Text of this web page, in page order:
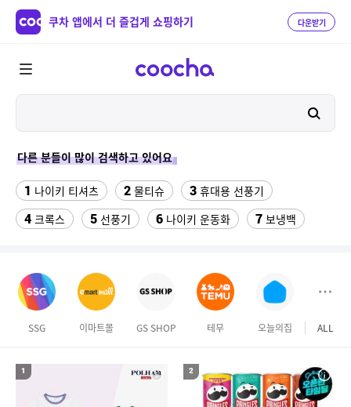
쿠차 앱에서 더 즐겁게 쇼핑하기 다운받기
다른 분들이 많이 검색하고 있어요
1 나이키 티셔츠 2 물티슈 3 휴대용 선풍기
4 크록스 5 선풍기 6 나이키 운동화 7 보냉백
11 수향미쌀10kg특등급 현관문 롤 방충망 잠금장치
13 수향미쌀10kg 베트남 G7 블랙커피 2g x 200개입 +
15 갤럭시s7엣지 강화유리 16 머슬 암드
위닉스 공기청정기 타워 XQ600 필터
ALL
SSG 이마트몰 GS SHOP 테무 오늘의집
1 2